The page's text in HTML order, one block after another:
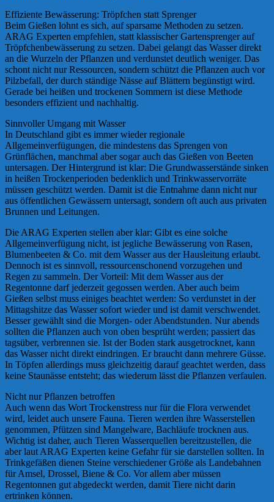
Effiziente Bewässerung: Tröpfchen statt Sprenger
Beim Gießen lohnt es sich, auf sparsame Methoden zu setzen.
ARAG Experten empfehlen, statt klassischer Gartensprenger auf
Tröpfchenbewässerung zu setzen. Dabei gelangt das Wasser direkt
an die Wurzeln der Pflanzen und verdunstet deutlich weniger. Das
schont nicht nur Ressourcen, sondern schützt die Pflanzen auch vor
Pilzbefall, der durch ständige Nässe auf Blättern begünstigt wird.
Gerade bei heißen und trockenen Sommern ist diese Methode
besonders effizient und nachhaltig.
Sinnvoller Umgang mit Wasser
In Deutschland gibt es immer wieder regionale
Allgemeinverfügungen, die mindestens das Sprengen von
Grünflächen, manchmal aber sogar auch das Gießen von Beeten
untersagen. Der Hintergrund ist klar: Die Grundwasserstände sinken
in heißen Trockenperioden bedenklich und Trinkwasservorräte
müssen geschützt werden. Damit ist die Entnahme dann nicht nur
aus öffentlichen Gewässern untersagt, sondern oft auch aus privaten
Brunnen und Leitungen.
Die ARAG Experten stellen aber klar: Gibt es eine solche
Allgemeinverfügung nicht, ist jegliche Bewässerung von Rasen,
Blumenbeeten & Co. mit dem Wasser aus der Hausleitung erlaubt.
Dennoch ist es sinnvoll, ressourcenschonend vorzugehen und
Regen zu sammeln. Der Vorteil: Mit dem Wasser aus der
Regentonne darf jederzeit gegossen werden. Aber auch beim
Gießen selbst muss einiges beachtet werden: So verdunstet in der
Mittagshitze das Wasser sofort wieder und ist damit verschwendet.
Besser gewählt sind die Morgen- oder Abendstunden. Nur abends
sollten die Pflanzen auch von oben besprüht werden; passiert das
tagsüber, verbrennen sie. Ist der Boden stark ausgetrocknet, kann
das Wasser nicht direkt eindringen. Er braucht dann mehrere Güsse.
In Töpfen allerdings muss gleichzeitig darauf geachtet werden, dass
keine Staunässe entsteht; das wiederum lässt die Pflanzen verfaulen.
Nicht nur Pflanzen betroffen
Auch wenn das Wort Trockenstress nur für die Flora verwendet
wird, leidet auch unsere Fauna. Tieren werden ihre Wasserstellen
genommen, Pfützen sind Mangelware, Bachläufe trocknen aus.
Wichtig ist daher, auch Tieren Wasserquellen bereitzustellen, die
aber laut ARAG Experten keine Gefahr für sie darstellen sollten. In
Trinkgefäßen dienen Steine verschiedener Größe als Landebahnen
für Amsel, Drossel, Biene & Co. Vor allem aber müssen
Regentonnen gut abgedeckt werden, damit Tiere nicht darin
ertrinken können.